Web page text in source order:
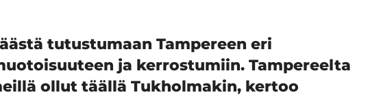
tutustumaan Tampereen eri
ja kerrostumiin. Tampereelta
ollut täällä Tukholmakin, kertoo